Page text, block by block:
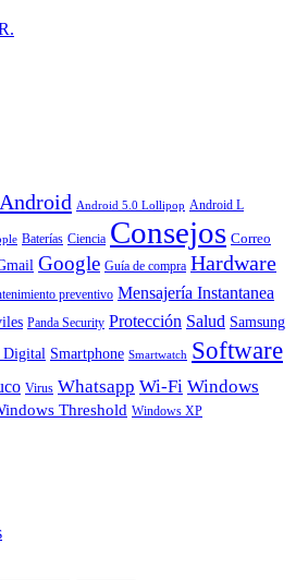
Android Android 5.0 Lollipop Android L
Baterías Ciencia Consejos Correo
Google Guía de compra Hardware
preventivo Mensajería Instantanea
Panda Security Protección Salud Samsung
Digital Smartphone Smartwatch Software
Virus Whatsapp Wi-Fi Windows
Threshold Windows XP